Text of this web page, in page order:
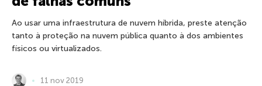
Ao usar uma infraestrutura de nuvem híbrida, preste atenção
tanto à proteção na nuvem pública quanto à dos ambientes
físicos ou virtualizados.
11 nov 2019